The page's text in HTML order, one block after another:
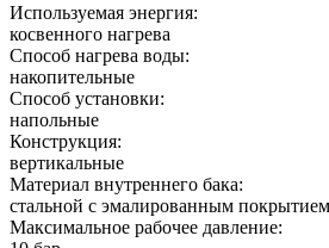
Используемая энергия:
косвенного нагрева
Способ нагрева воды:
накопительные
Способ установки:
напольные
Конструкция:
вертикальные
Материал внутреннего бака:
стальной с эмалированным покрытием
Максимальное рабочее давление: